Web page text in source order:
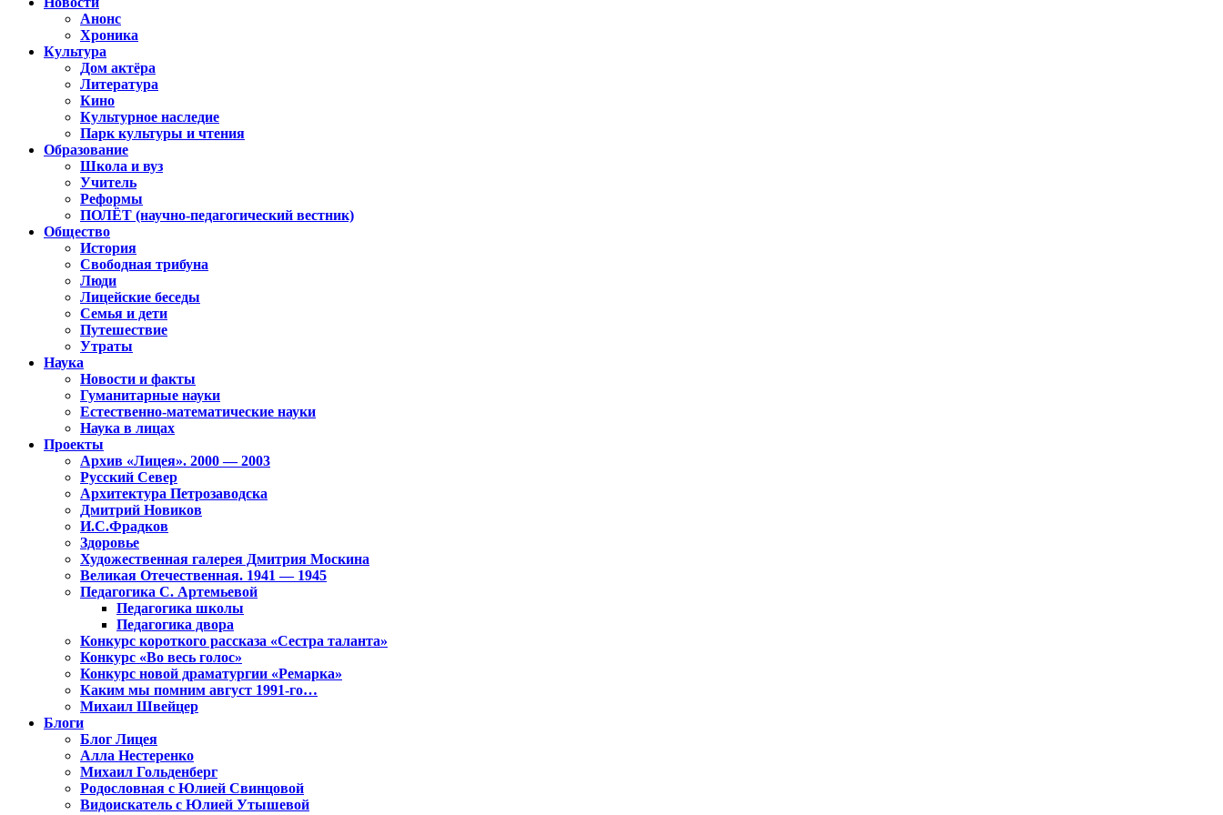
Анонс
Хроника
Культура
Дом актёра
Литература
Кино
Культурное наследие
Парк культуры и чтения
Образование
Школа и вуз
Учитель
Реформы
ПОЛЁТ (научно-педагогический вестник)
Общество
История
Свободная трибуна
Люди
Лицейские беседы
Семья и дети
Путешествие
Утраты
Наука
Новости и факты
Гуманитарные науки
Естественно-математические науки
Наука в лицах
Проекты
Архив «Лицея». 2000 — 2003
Русский Север
Архитектура Петрозаводска
Дмитрий Новиков
И.С.Фрадков
Здоровье
Художественная галерея Дмитрия Москина
Великая Отечественная. 1941 — 1945
Педагогика С. Артемьевой
Педагогика школы
Педагогика двора
Конкурс короткого рассказа «Сестра таланта»
Конкурс «Во весь голос»
Конкурс новой драматургии «Ремарка»
Каким мы помним август 1991-го…
Михаил Швейцер
Блоги
Блог Лицея
Алла Нестеренко
Михаил Гольденберг
Родословная с Юлией Свинцовой
Видоискатель с Юлией Утышевой